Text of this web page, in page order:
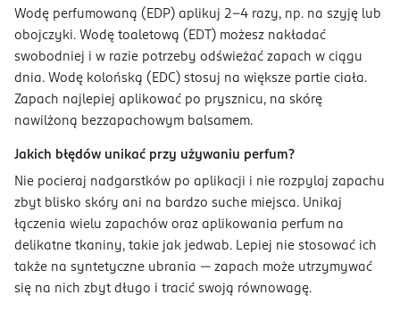
Wodę perfumowaną (EDP) aplikuj 2–4 razy, np. na szyję lub
obojczyki. Wodę toaletową (EDT) możesz nakładać
swobodniej i w razie potrzeby odświeżać zapach w ciągu
dnia. Wodę kolońską (EDC) stosuj na większe partie ciała.
Zapach najlepiej aplikować po prysznicu, na skórę
nawilżoną bezzapachowym balsamem.
Jakich błędów unikać przy używaniu perfum?
Nie pocieraj nadgarstków po aplikacji i nie rozpylaj zapachu
zbyt blisko skóry ani na bardzo suche miejsca. Unikaj
łączenia wielu zapachów oraz aplikowania perfum na
delikatne tkaniny, takie jak jedwab. Lepiej nie stosować ich
także na syntetyczne ubrania — zapach może utrzymywać
się na nich zbyt długo i tracić swoją równowagę.